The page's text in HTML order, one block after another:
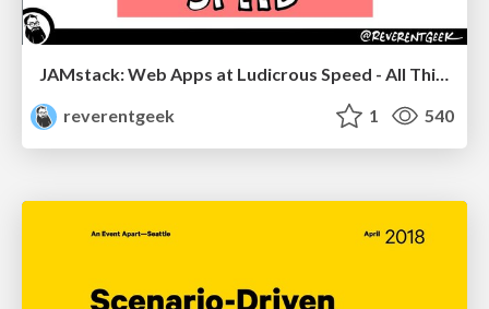
JAMstack: Web Apps at Ludicrous Speed - All Things Open 2022
reverentgeek
1 540